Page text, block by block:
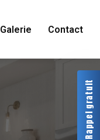
Rappel gratuit
Galerie Contact